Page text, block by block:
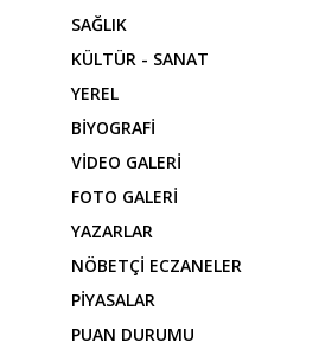
SAĞLIK
KÜLTÜR - SANAT
YEREL
BİYOGRAFİ
VİDEO GALERİ
FOTO GALERİ
YAZARLAR
NÖBETÇİ ECZANELER
PİYASALAR
PUAN DURUMU